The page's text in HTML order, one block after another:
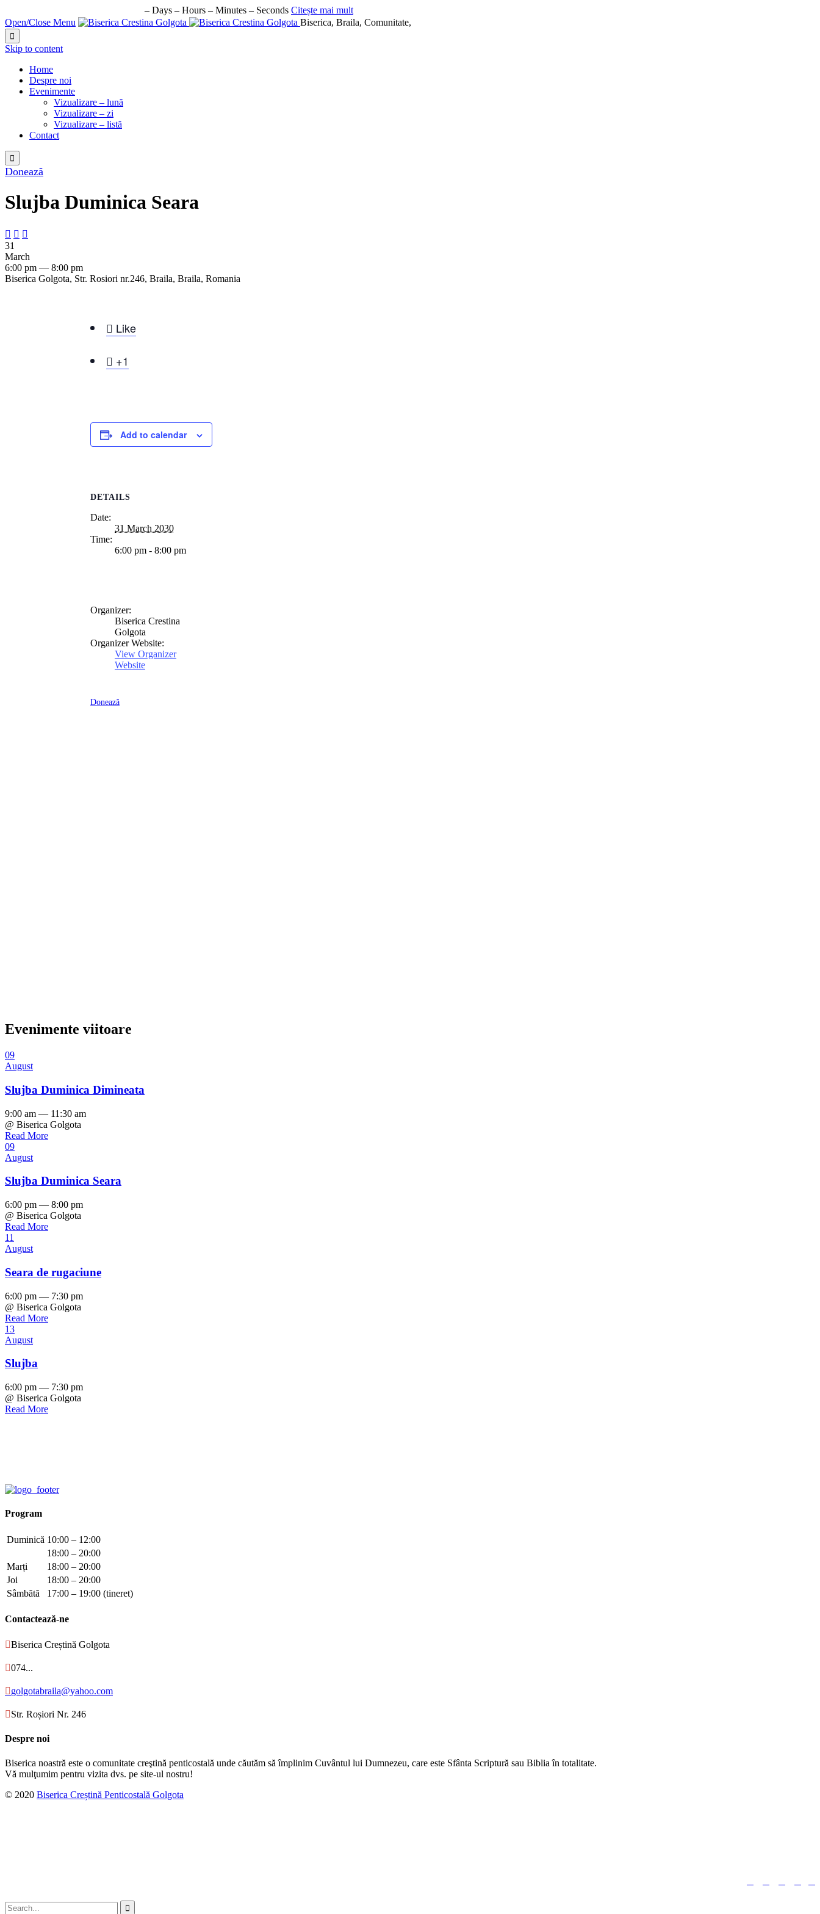
– Days – Hours – Minutes – Seconds Citește mai mult
Open/Close Menu
Biserica, Braila, Comunitate,

Skip to content
Home
Despre noi
Evenimente
Vizualizare – lună
Vizualizare – zi
Vizualizare – listă
Contact

Donează
Slujba Duminica Seara
  
31
March
6:00 pm — 8:00 pm
Biserica Golgota, Str. Rosiori nr.246, Braila, Braila, Romania
 Like
 +1
Add to calendar
DETAILS
Date:
31 March 2030
Time:
6:00 pm - 8:00 pm
Organizer:
Biserica Crestina
Golgota
Organizer Website:
View Organizer
Website
Donează
Evenimente viitoare
09
August
Slujba Duminica Dimineata
9:00 am — 11:30 am
@ Biserica Golgota
Read More
09
August
Slujba Duminica Seara
6:00 pm — 8:00 pm
@ Biserica Golgota
Read More
11
August
Seara de rugaciune
6:00 pm — 7:30 pm
@ Biserica Golgota
Read More
13
August
Slujba
6:00 pm — 7:30 pm
@ Biserica Golgota
Read More
Program
Duminică 10:00 – 12:00
18:00 – 20:00
Marți
18:00 – 20:00
Joi
18:00 – 20:00
Sâmbătă
17:00 – 19:00 (tineret)
Contactează-ne
Biserica Creștină Golgota
074...
golgotabraila@yahoo.com
Str. Roșiori Nr. 246
Despre noi
Biserica noastră este o comunitate creştină penticostală unde căutăm să împlinim Cuvântul lui Dumnezeu, care este Sfânta Scriptură sau Biblia în totalitate.
Vă mulţumim pentru vizita dvs. pe site-ul nostru!
© 2020 Biserica Creștină Penticostală Golgota
